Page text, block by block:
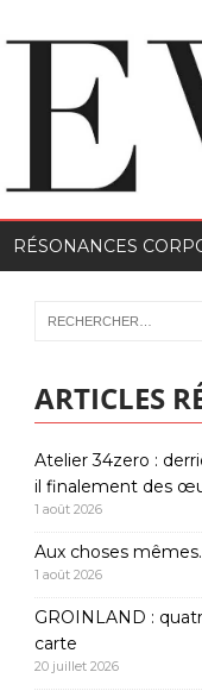
RÉSONANCES
ARTICLES
Atelier 34zero :
il finalement des
1 août 2026
Aux choses
1 août 2026
GROINLAND :
carte
20 juillet 2026